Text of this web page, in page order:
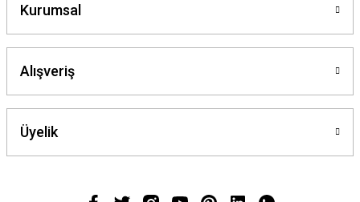
Kurumsal
Alışveriş
Üyelik